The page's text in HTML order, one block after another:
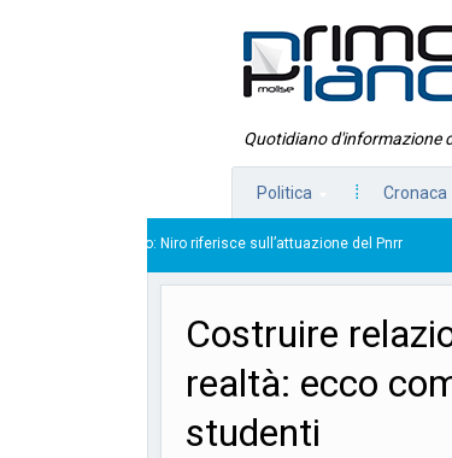
Quotidiano d'informazione
Politica Cronaca
Niro riferisce sull’attuazione del Pnrr 23/07/2026
Costruire
realtà: ecco
studenti